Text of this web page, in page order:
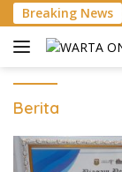
Langsung
ke
konten
Breaking News
Dukung Super
Berita